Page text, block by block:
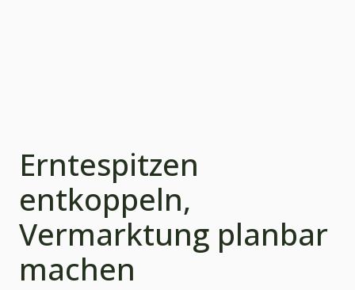
Erntespitzen
entkoppeln,
Vermarktung planbar
machen